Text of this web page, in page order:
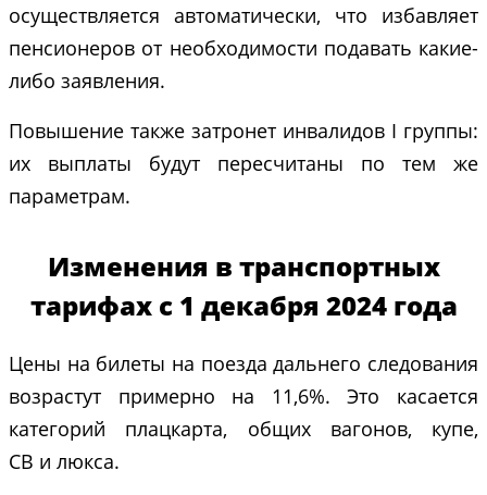
осуществляется автоматически, что избавляет
пенсионеров от необходимости подавать какие-
либо заявления.
Повышение также затронет инвалидов I группы:
их выплаты будут пересчитаны по тем же
параметрам.
Изменения в транспортных
тарифах с 1 декабря 2024 года
Цены на билеты на поезда дальнего следования
возрастут примерно на 11,6%. Это касается
категорий плацкарта, общих вагонов, купе,
СВ и люкса.